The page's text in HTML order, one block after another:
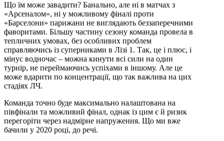
Що їм може завадити? Банально, але ні в матчах з
«Арсеналом», ні у можливому фіналі проти
«Барселони» парижани не виглядають беззаперечними
фаворитами. Більшу частину сезону команда провела в
тепличних умовах, без особливих проблем
справляючись із суперниками в Лізі 1. Так, це і плюс, і
мінус водночас – можна кинути всі сили на один
турнір, не переймаючись успіхами в іншому. Але це
може вдарити по концентрації, що так важлива на цих
стадіях ЛЧ.
Команда точно буде максимально налаштована на
півфінали та можливий фінал, однак із цим є й ризик
перегоріти через надмірне напруження. Що ми вже
бачили у 2020 році, до речі.